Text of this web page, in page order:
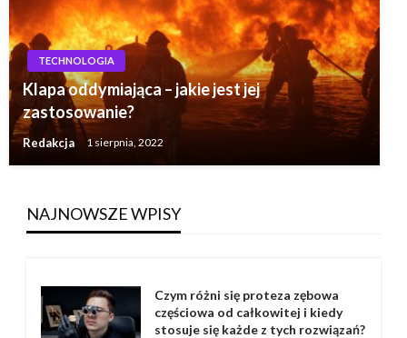
TECHNOLOGIA
Klapa oddymiająca – jakie jest jej
zastosowanie?
Redakcja 1 sierpnia, 2022
NAJNOWSZE WPISY
Czym różni się proteza zębowa
częściowa od całkowitej i kiedy
stosuje się każde z tych rozwiązań?